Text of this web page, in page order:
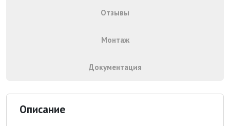
Отзывы
Монтаж
Документация
Описание